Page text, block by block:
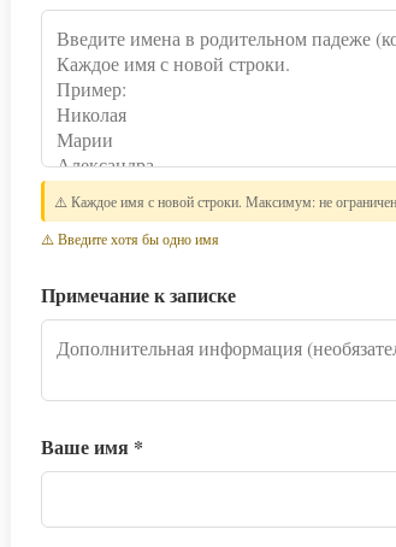
⚠️ Каждое имя с новой строки. Максимум: не
⚠️ Введите хотя бы одно имя
Примечание к записке
Ваше имя *